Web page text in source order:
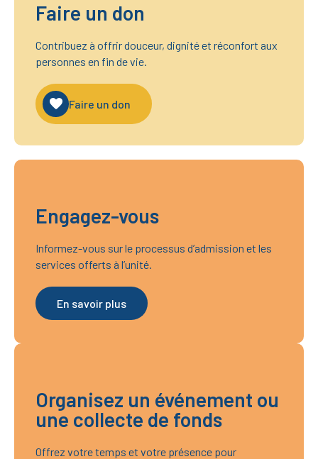
Faire un don
Contribuez à offrir douceur, dignité et réconfort aux
personnes en fin de vie.
Faire un don
Engagez-vous
Informez-vous sur le processus d’admission et les
services offerts à l’unité.
En savoir plus
Organisez un événement ou
une collecte de fonds
Offrez votre temps et votre présence pour